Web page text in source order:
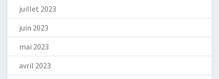
juillet 2023
juin 2023
mai 2023
avril 2023